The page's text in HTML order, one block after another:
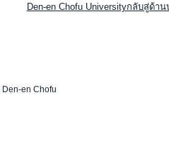
Den-en Chofu Universityกลับสู่ด้า
Den-en Chofu